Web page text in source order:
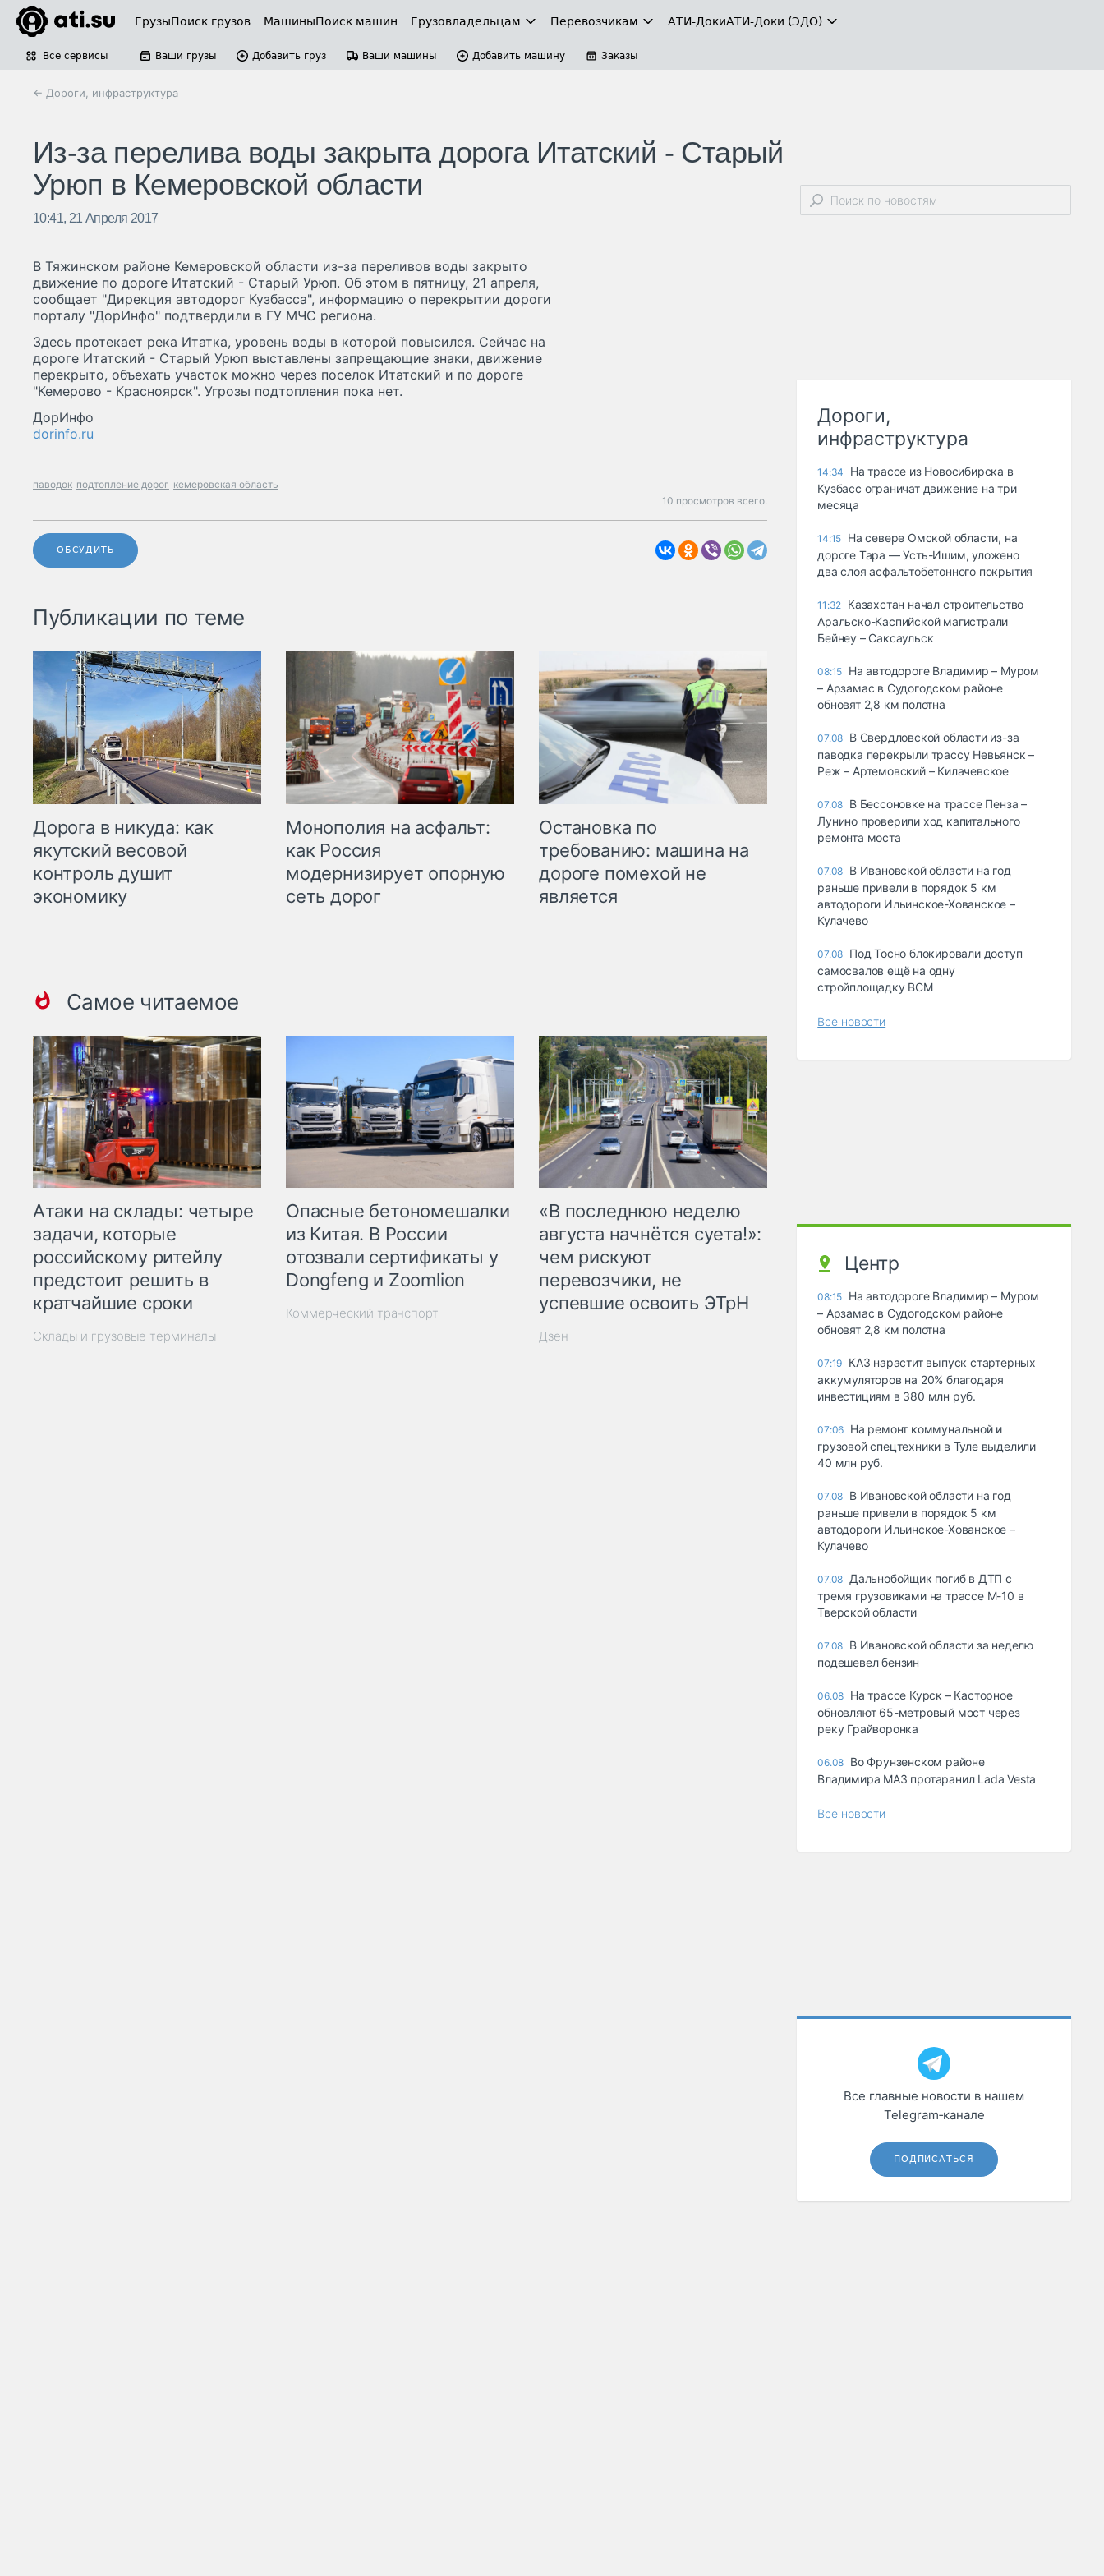
ГрузыПоиск грузов МашиныПоиск машин Грузовладельцам Перевозчикам АТИ-ДокиАТИ-Доки (ЭДО)
Все сервисы Ваши грузы Добавить груз Ваши машины Добавить машину Заказы
← Дороги, инфраструктура
Из-за перелива воды закрыта дорога Итатский - Старый
Урюп в Кемеровской области
10:41, 21 Апреля 2017
В Тяжинском районе Кемеровской области из-за переливов воды закрыто
движение по дороге Итатский - Старый Урюп. Об этом в пятницу, 21 апреля,
сообщает "Дирекция автодорог Кузбасса", информацию о перекрытии дороги
порталу "ДорИнфо" подтвердили в ГУ МЧС региона.
Здесь протекает река Итатка, уровень воды в которой повысился. Сейчас на
дороге Итатский - Старый Урюп выставлены запрещающие знаки, движение
перекрыто, объехать участок можно через поселок Итатский и по дороге
"Кемерово - Красноярск". Угрозы подтопления пока нет.
ДорИнфо
dorinfo.ru
паводок подтопление дорог кемеровская область
10 просмотров всего.
ОБСУДИТЬ
Публикации по теме
Дорога в никуда: как
якутский весовой
контроль душит
экономику
Монополия на асфальт:
как Россия
модернизирует опорную
сеть дорог
Остановка по
требованию: машина на
дороге помехой не
является
Самое читаемое
Атаки на склады: четыре
задачи, которые
российскому ритейлу
предстоит решить в
кратчайшие сроки
Склады и грузовые терминалы
Опасные бетономешалки
из Китая. В России
отозвали сертификаты у
Dongfeng и Zoomlion
Коммерческий транспорт
«В последнюю неделю
августа начнётся суета!»:
чем рискуют
перевозчики, не
успевшие освоить ЭТрН
Дзен
Дороги,
инфраструктура
14:34
На трассе из Новосибирска в
Кузбасс ограничат движение на три
месяца
14:15 На севере Омской области, на
дороге Тара — Усть-Ишим, уложено
два слоя асфальтобетонного покрытия
11:32 Казахстан начал строительство
Аральско-Каспийской магистрали
Бейнеу – Саксаульск
08:15 На автодороге Владимир – Муром
– Арзамас в Судогодском районе
обновят 2,8 км полотна
07.08 В Свердловской области из-за
паводка перекрыли трассу Невьянск –
Реж – Артемовский – Килачевское
07.08 В Бессоновке на трассе Пенза –
Лунино проверили ход капитального
ремонта моста
07.08 В Ивановской области на год
раньше привели в порядок 5 км
автодороги Ильинское-Хованское –
Кулачево
07.08 Под Тосно блокировали доступ
самосвалов ещё на одну
стройплощадку ВСМ
Все новости
Центр
08:15 На автодороге Владимир – Муром
– Арзамас в Судогодском районе
обновят 2,8 км полотна
07:19 КАЗ нарастит выпуск стартерных
аккумуляторов на 20% благодаря
инвестициям в 380 млн руб.
07:06 На ремонт коммунальной и
грузовой спецтехники в Туле выделили
40 млн руб.
07.08 В Ивановской области на год
раньше привели в порядок 5 км
автодороги Ильинское-Хованское –
Кулачево
07.08 Дальнобойщик погиб в ДТП с
тремя грузовиками на трассе М-10 в
Тверской области
07.08 В Ивановской области за неделю
подешевел бензин
06.08 На трассе Курск – Касторное
обновляют 65-метровый мост через
реку Грайворонка
06.08 Во Фрунзенском районе
Владимира МАЗ протаранил Lada Vesta
Все новости
Все главные новости в нашем
Telegram‑канале
ПОДПИСАТЬСЯ